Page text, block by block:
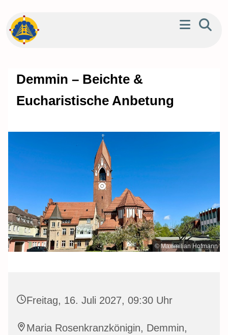
Demmin – Beichte &
Eucharistische Anbetung
© Maximilian Hofmann
Freitag, 16. Juli 2027, 09:30 Uhr
Maria Rosenkranzkönigin, Demmin,